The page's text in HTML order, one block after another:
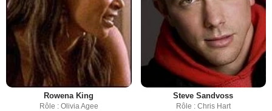
Rowena King
Rôle : Olivia Agee
Steve Sandvoss
Rôle : Chris Hart